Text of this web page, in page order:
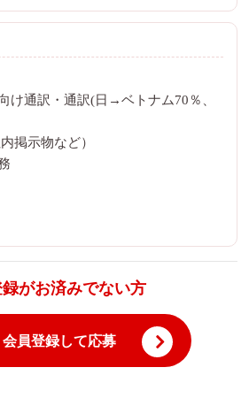
け通訳・通訳(日→ベトナム70％、
掲示物など）
がお済みでない方
会員登録して応募